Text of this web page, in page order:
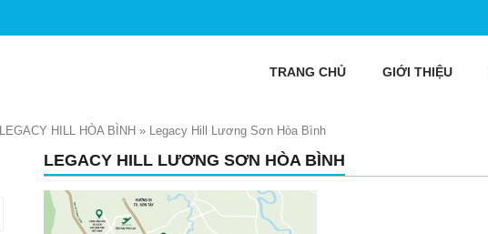
TRANG CHỦ GIỚI THIỆU
LEGACY HILL HÒA BÌNH » Legacy Hill Lương Sơn Hòa Bình
LEGACY HILL LƯƠNG SƠN HÒA BÌNH